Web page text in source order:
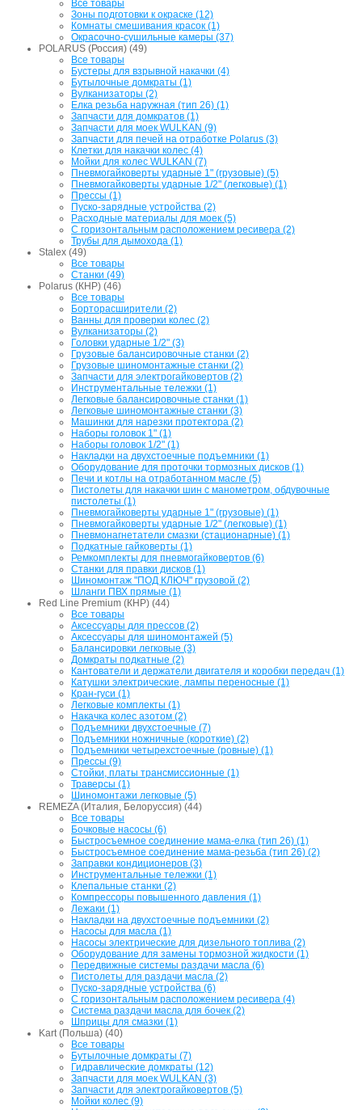
Все товары
Зоны подготовки к окраске (12)
Комнаты смешивания красок (1)
Окрасочно-сушильные камеры (37)
POLARUS (Россия) (49)
Все товары
Бустеры для взрывной накачки (4)
Бутылочные домкраты (1)
Вулканизаторы (2)
Елка резьба наружная (тип 26) (1)
Запчасти для домкратов (1)
Запчасти для моек WULKAN (9)
Запчасти для печей на отработке Polarus (3)
Клетки для накачки колес (4)
Мойки для колес WULKAN (7)
Пневмогайковерты ударные 1" (грузовые) (5)
Пневмогайковерты ударные 1/2" (легковые) (1)
Прессы (1)
Пуско-зарядные устройства (2)
Расходные материалы для моек (5)
С горизонтальным расположением ресивера (2)
Трубы для дымохода (1)
Stalex (49)
Все товары
Станки (49)
Polarus (КНР) (46)
Все товары
Борторасширители (2)
Ванны для проверки колес (2)
Вулканизаторы (2)
Головки ударные 1/2" (3)
Грузовые балансировочные станки (2)
Грузовые шиномонтажные станки (2)
Запчасти для электрогайковертов (2)
Инструментальные тележки (1)
Легковые балансировочные станки (1)
Легковые шиномонтажные станки (3)
Машинки для нарезки протектора (2)
Наборы головок 1" (1)
Наборы головок 1/2" (1)
Накладки на двухстоечные подъемники (1)
Оборудование для проточки тормозных дисков (1)
Печи и котлы на отработанном масле (5)
Пистолеты для накачки шин с манометром, обдувочные
пистолеты (1)
Пневмогайковерты ударные 1" (грузовые) (1)
Пневмогайковерты ударные 1/2" (легковые) (1)
Пневмонагнетатели смазки (стационарные) (1)
Подкатные гайковерты (1)
Ремкомплекты для пневмогайковертов (6)
Станки для правки дисков (1)
Шиномонтаж "ПОД КЛЮЧ" грузовой (2)
Шланги ПВХ прямые (1)
Red Line Premium (КНР) (44)
Все товары
Аксессуары для прессов (2)
Аксессуары для шиномонтажей (5)
Балансировки легковые (3)
Домкраты подкатные (2)
Кантователи и держатели двигателя и коробки передач (1)
Катушки электрические, лампы переносные (1)
Кран-гуси (1)
Легковые комплекты (1)
Накачка колес азотом (2)
Подъемники двухстоечные (7)
Подъемники ножничные (короткие) (2)
Подъемники четырехстоечные (ровные) (1)
Прессы (9)
Стойки, платы трансмиссионные (1)
Траверсы (1)
Шиномонтажи легковые (5)
REMEZA (Италия, Белоруссия) (44)
Все товары
Бочковые насосы (6)
Быстросъемное соединение мама-елка (тип 26) (1)
Быстросъемное соединение мама-резьба (тип 26) (2)
Заправки кондиционеров (3)
Инструментальные тележки (1)
Клепальные станки (2)
Компрессоры повышенного давления (1)
Лежаки (1)
Накладки на двухстоечные подъемники (2)
Насосы для масла (1)
Насосы электрические для дизельного топлива (2)
Оборудование для замены тормозной жидкости (1)
Передвижные системы раздачи масла (6)
Пистолеты для раздачи масла (2)
Пуско-зарядные устройства (6)
С горизонтальным расположением ресивера (4)
Система раздачи масла для бочек (2)
Шприцы для смазки (1)
Kart (Польша) (40)
Все товары
Бутылочные домкраты (7)
Гидравлические домкраты (12)
Запчасти для моек WULKAN (3)
Запчасти для электрогайковертов (5)
Мойки колес (9)